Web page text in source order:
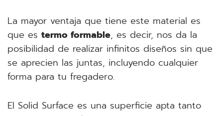
La mayor ventaja que tiene este material es
que es termo formable, es decir, nos da la
posibilidad de realizar infinitos diseños sin que
se aprecien las juntas, incluyendo cualquier
forma para tu fregadero.
El Solid Surface es una superficie apta tanto